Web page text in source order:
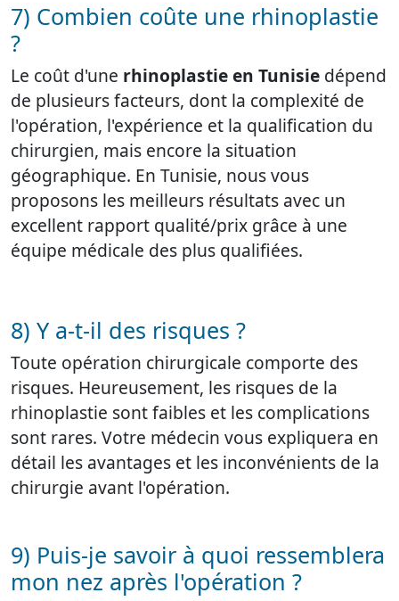
7) Combien coûte une rhinoplastie
?
Le coût d'une rhinoplastie en Tunisie dépend
de plusieurs facteurs, dont la complexité de
l'opération, l'expérience et la qualification du
chirurgien, mais encore la situation
géographique. En Tunisie, nous vous
proposons les meilleurs résultats avec un
excellent rapport qualité/prix grâce à une
équipe médicale des plus qualifiées.
8) Y a-t-il des risques ?
Toute opération chirurgicale comporte des
risques. Heureusement, les risques de la
rhinoplastie sont faibles et les complications
sont rares. Votre médecin vous expliquera en
détail les avantages et les inconvénients de la
chirurgie avant l'opération.
9) Puis-je savoir à quoi ressemblera
mon nez après l'opération ?